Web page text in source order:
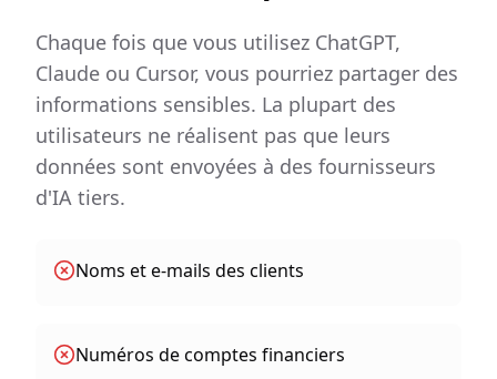
Chaque fois que vous utilisez ChatGPT,
Claude ou Cursor, vous pourriez partager des
informations sensibles. La plupart des
utilisateurs ne réalisent pas que leurs
données sont envoyées à des fournisseurs
d'IA tiers.
Noms et e-mails des clients
Numéros de comptes financiers